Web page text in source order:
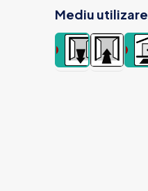
Mediu utilizare